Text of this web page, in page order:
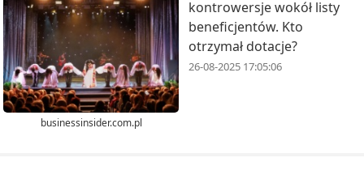
businessinsider.com.pl
kontrowersje wokół listy
beneficjentów. Kto
otrzymał dotacje?
26-08-2025 17:05:06